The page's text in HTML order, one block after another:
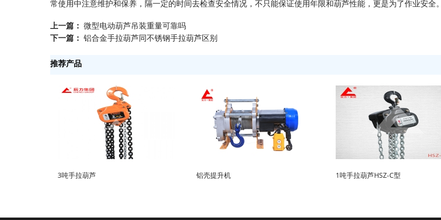
常使用中注意维护和保养，隔一定的时间去检查安全情况，不只能保证使用年限和葫芦性能，更是为了作业安全
上一篇： 微型电动葫芦吊装重量可靠吗
下一篇： 铝合金手拉葫芦同不锈钢手拉葫芦区别
推荐产品
3吨手拉葫芦 铝壳提升机 1吨手拉葫芦HSZ-C型